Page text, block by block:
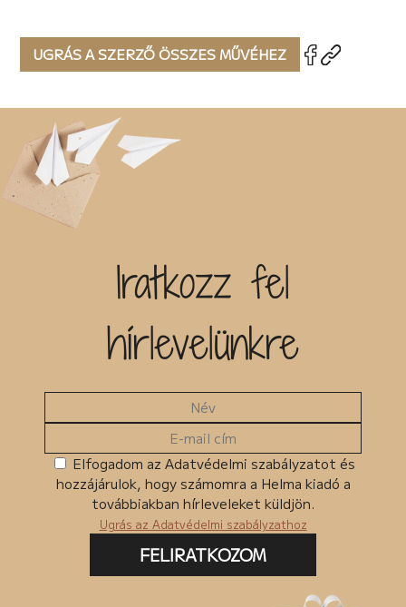
UGRÁS A SZERZŐ ÖSSZES MŰVÉHEZ
Iratkozz fel
hírlevelünkre
Elfogadom az Adatvédelmi szabályzatot és
hozzájárulok, hogy számomra a Helma kiadó a
továbbiakban hírleveleket küldjön.
Ugrás az Adatvédelmi szabályzathoz
FELIRATKOZOM